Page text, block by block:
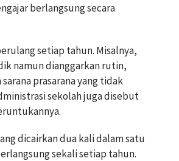
berlangsung secara
setiap tahun. Misalnya,
namun dianggarkan rutin,
prasarana yang tidak
sekolah juga disebut
dicairkan dua kali dalam satu
sekali setiap tahun.